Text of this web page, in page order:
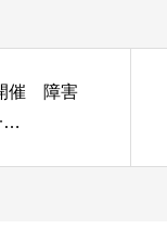
催 障害
…